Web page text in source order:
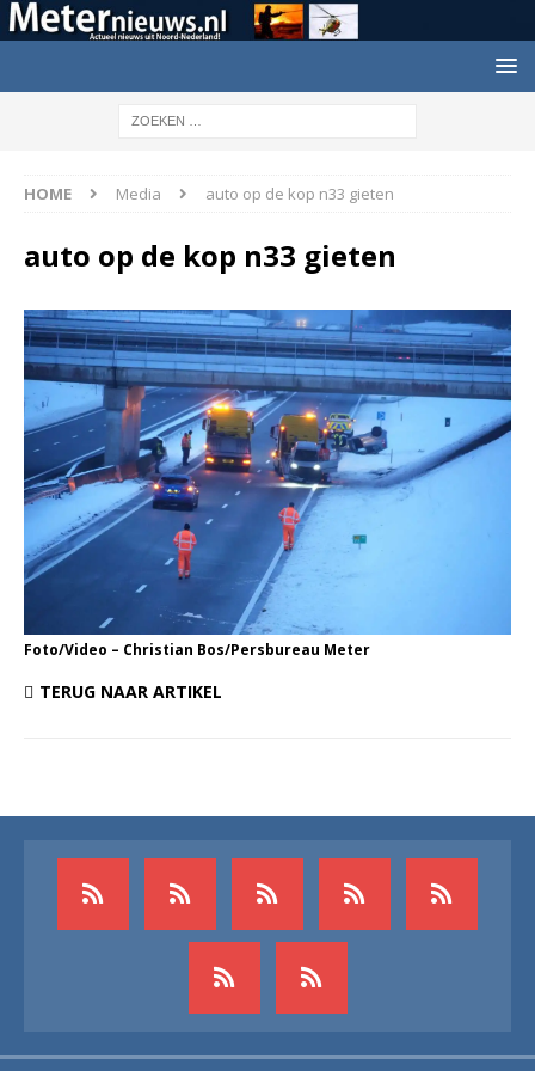
HOME Media auto op de kop n33 gieten
auto op de kop n33 gieten
Foto/Video – Christian Bos/Persbureau Meter
TERUG NAAR ARTIKEL